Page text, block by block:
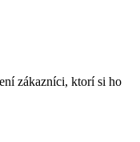
zákazníci, ktorí si ho